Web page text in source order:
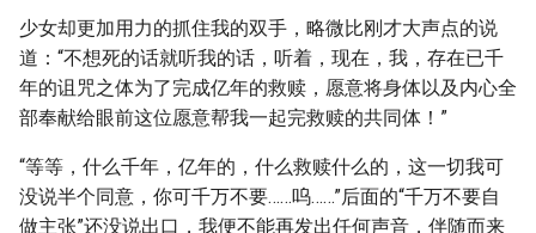
少女却更加用力的抓住我的双手，略微比刚才大声点的说
道：“不想死的话就听我的话，听着，现在，我，存在已千
年的诅咒之体为了完成亿年的救赎，愿意将身体以及内心全
部奉献给眼前这位愿意帮我一起完救赎的共同体！”
“等等，什么千年，亿年的，什么救赎什么的，这一切我可
没说半个同意，你可千万不要……呜……”后面的“千万不要自
做主张”还没说出口，我便不能再发出任何声音，伴随而来